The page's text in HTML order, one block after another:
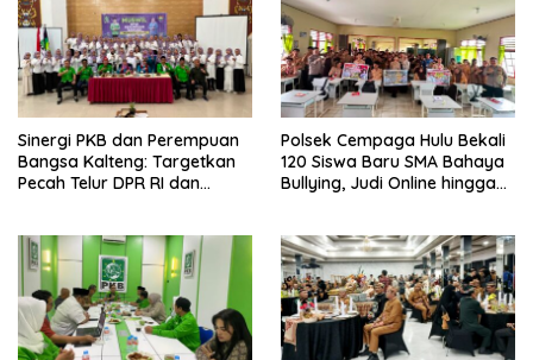
Sinergi PKB dan Perempuan
Bangsa Kalteng: Targetkan
Pecah Telur DPR RI dan
Polsek Cempaga Hulu Bekali
120 Siswa Baru SMA Bahaya
Bullying, Judi Online hingga